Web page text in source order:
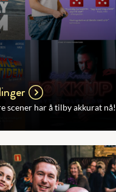
scener har å tilby akkurat nå!